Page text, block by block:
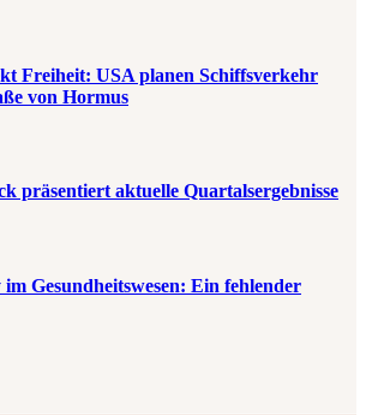
Freiheit: USA planen Schiffsverkehr
von Hormus
präsentiert aktuelle Quartalsergebnisse
Gesundheitswesen: Ein fehlender